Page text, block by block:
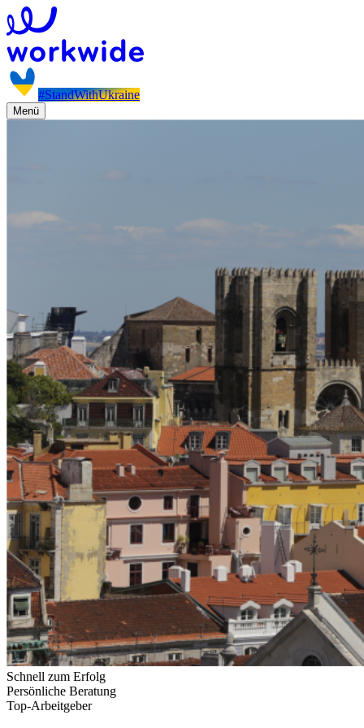
#StandWithUkraine
Menü
Schnell zum Erfolg
Persönliche Beratung
Top-Arbeitgeber